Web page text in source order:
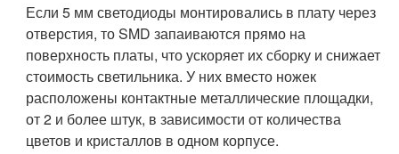
Если 5 мм светодиоды монтировались в плату через
отверстия, то SMD запаиваются прямо на
поверхность платы, что ускоряет их сборку и снижает
стоимость светильника. У них вместо ножек
расположены контактные металлические площадки,
от 2 и более штук, в зависимости от количества
цветов и кристаллов в одном корпусе.